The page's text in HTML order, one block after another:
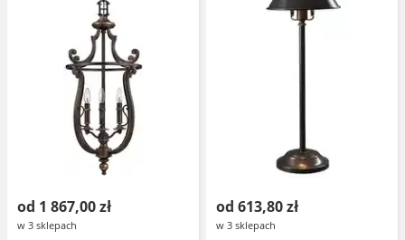
od 1 867,00 zł
w 3 sklepach
od 613,80 zł
w 3 sklepach